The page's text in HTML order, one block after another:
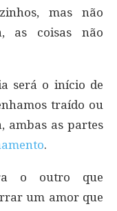
mas não
as coisas não
será o início de
traído ou
ambas as partes
.
o outro que
um amor que